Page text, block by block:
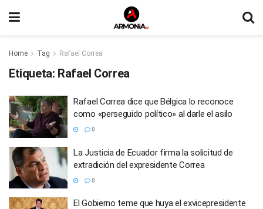
Home Tag Rafael Correa
Etiqueta: Rafael Correa
Rafael Correa dice que Bélgica lo reconoce
como «perseguido político» al darle el asilo
0
La Justicia de Ecuador firma la solicitud de
extradición del expresidente Correa
0
El Gobierno teme que huya el exvicepresidente